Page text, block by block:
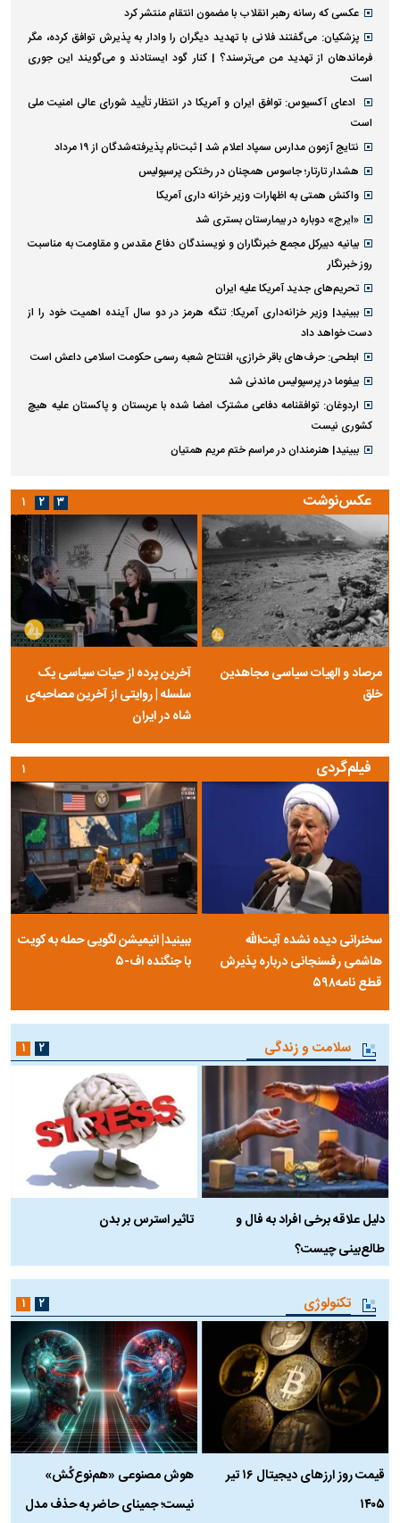
عکسی که رسانه رهبر انقلاب با مضمون انتقام منتشر کرد
پزشکیان: می‌گفتند فلانی با تهدید دیگران را وادار به پذیرش توافق کرده، مگر
فرماندهان از تهدید من می‌ترسند؟ | کنار گود ایستادند و می‌گویند این جوری
است
ادعای آکسیوس: توافق ایران و آمریکا در انتظار تأیید شورای عالی امنیت ملی
است
نتایج آزمون مدارس سمپاد اعلام شد | ثبت‌نام پذیرفته‌شدگان از ۱۹ مرداد
هشدار تارتار؛ جاسوس همچنان در رختکن پرسپولیس
واکنش همتی به اظهارات وزیر خزانه داری آمریکا
«ایرج» دوباره در بیمارستان بستری شد
بیانیه دبیرکل مجمع خبرنگاران و نویسندگان دفاع مقدس و مقاومت به مناسبت
روز خبرنگار
تحریم‌های جدید آمریکا علیه ایران
ببینید| وزیر خزانه‌داری آمریکا: تنگه هرمز در دو سال آینده اهمیت خود را از
دست خواهد داد
ابطحی: حرف‌های باقر خرازی، افتتاح شعبه رسمی حکومت اسلامی داعش است
بیفوما در پرسپولیس ماندنی شد
اردوغان: توافقنامه دفاعی مشترک امضا شده با عربستان و پاکستان علیه هیچ
کشوری نیست
ببینید| هنرمندان در مراسم ختم مریم همتیان
عکس‌نوشت
مرصاد و الهیات سیاسی مجاهدین
خلق
آخرین پرده از حیات سیاسی یک
سلسله | روایتی از آخرین مصاحبه‌ی
شاه در ایران
۱ ۲ ۳
فیلم‌گردی
سخنرانی دیده نشده آیت‌الله
هاشمی رفسنجانی درباره پذیرش
قطع نامه۵۹۸
ببینید| انیمیشن لگویی حمله به کویت
با جنگنده اف-۵
۱
سلامت و زندگی
دلیل علاقه برخی افراد به فال و
طالع‌بینی چیست؟
تاثیر استرس بر بدن
۱ ۲
تکنولوژی
قیمت روز ارز‌های دیجیتال ۱۶ تیر
۱۴۰۵
هوش مصنوعی «هم‌نوع‌کُش»
نیست؛ جمینای حاضر به حذف مدل
۱ ۲